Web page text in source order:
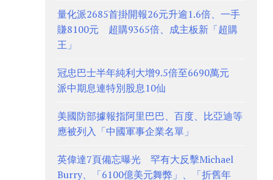
量化派2685首掛開報26元升逾1.6倍、一手
賺8100元 超購9365倍、成主板新「超購
王」
冠忠巴士半年純利大增9.5倍至6690萬元
派中期息連特別股息10仙
美國防部據報指阿里巴巴、百度、比亞迪等
應被列入「中國軍事企業名單」
英偉達7頁備忘曝光 罕有大反擊Michael
Burry、「6100億美元舞弊」、「折舊年